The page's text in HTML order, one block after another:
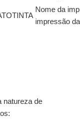
Nome da
impressão
natureza de